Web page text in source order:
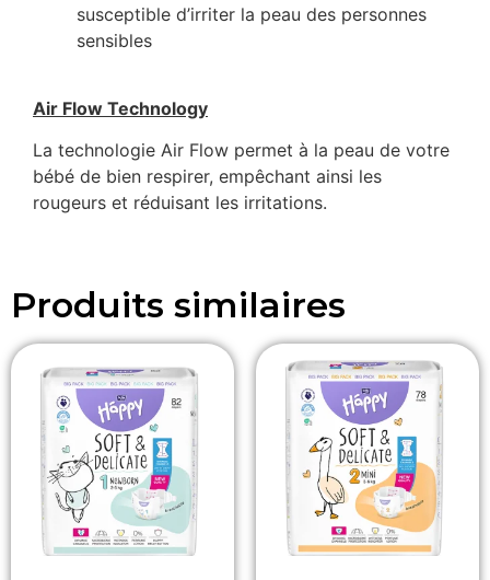
susceptible d’irriter la peau des personnes
sensibles
Air Flow Technology
La technologie Air Flow permet à la peau de votre
bébé de bien respirer, empêchant ainsi les
rougeurs et réduisant les irritations.
Produits similaires